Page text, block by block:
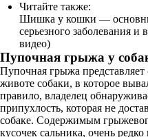
Читайте также:
Шишка у кошки —
серьезного заболевания
видео)
Пупочная грыжа у
Пупочная грыжа
животе собаки, в которое
правило, владелец
припухлость, которая не
собаке. Содержимым
кусочек сальника, очень